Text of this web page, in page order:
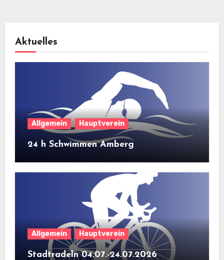
Aktuelles
Allgemein Hauptverein
24 h Schwimmen Amberg
Allgemein Hauptverein
Stadtradeln 04.07.-24.07.2026